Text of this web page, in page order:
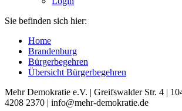
Sie befinden sich hier:
Home
Brandenburg
Bürgerbegehren
Übersicht Bürgerbegehren
Mehr Demokratie e.V. | Greifswalder Str. 4 |
4208 2370 | info@mehr-demokratie.de